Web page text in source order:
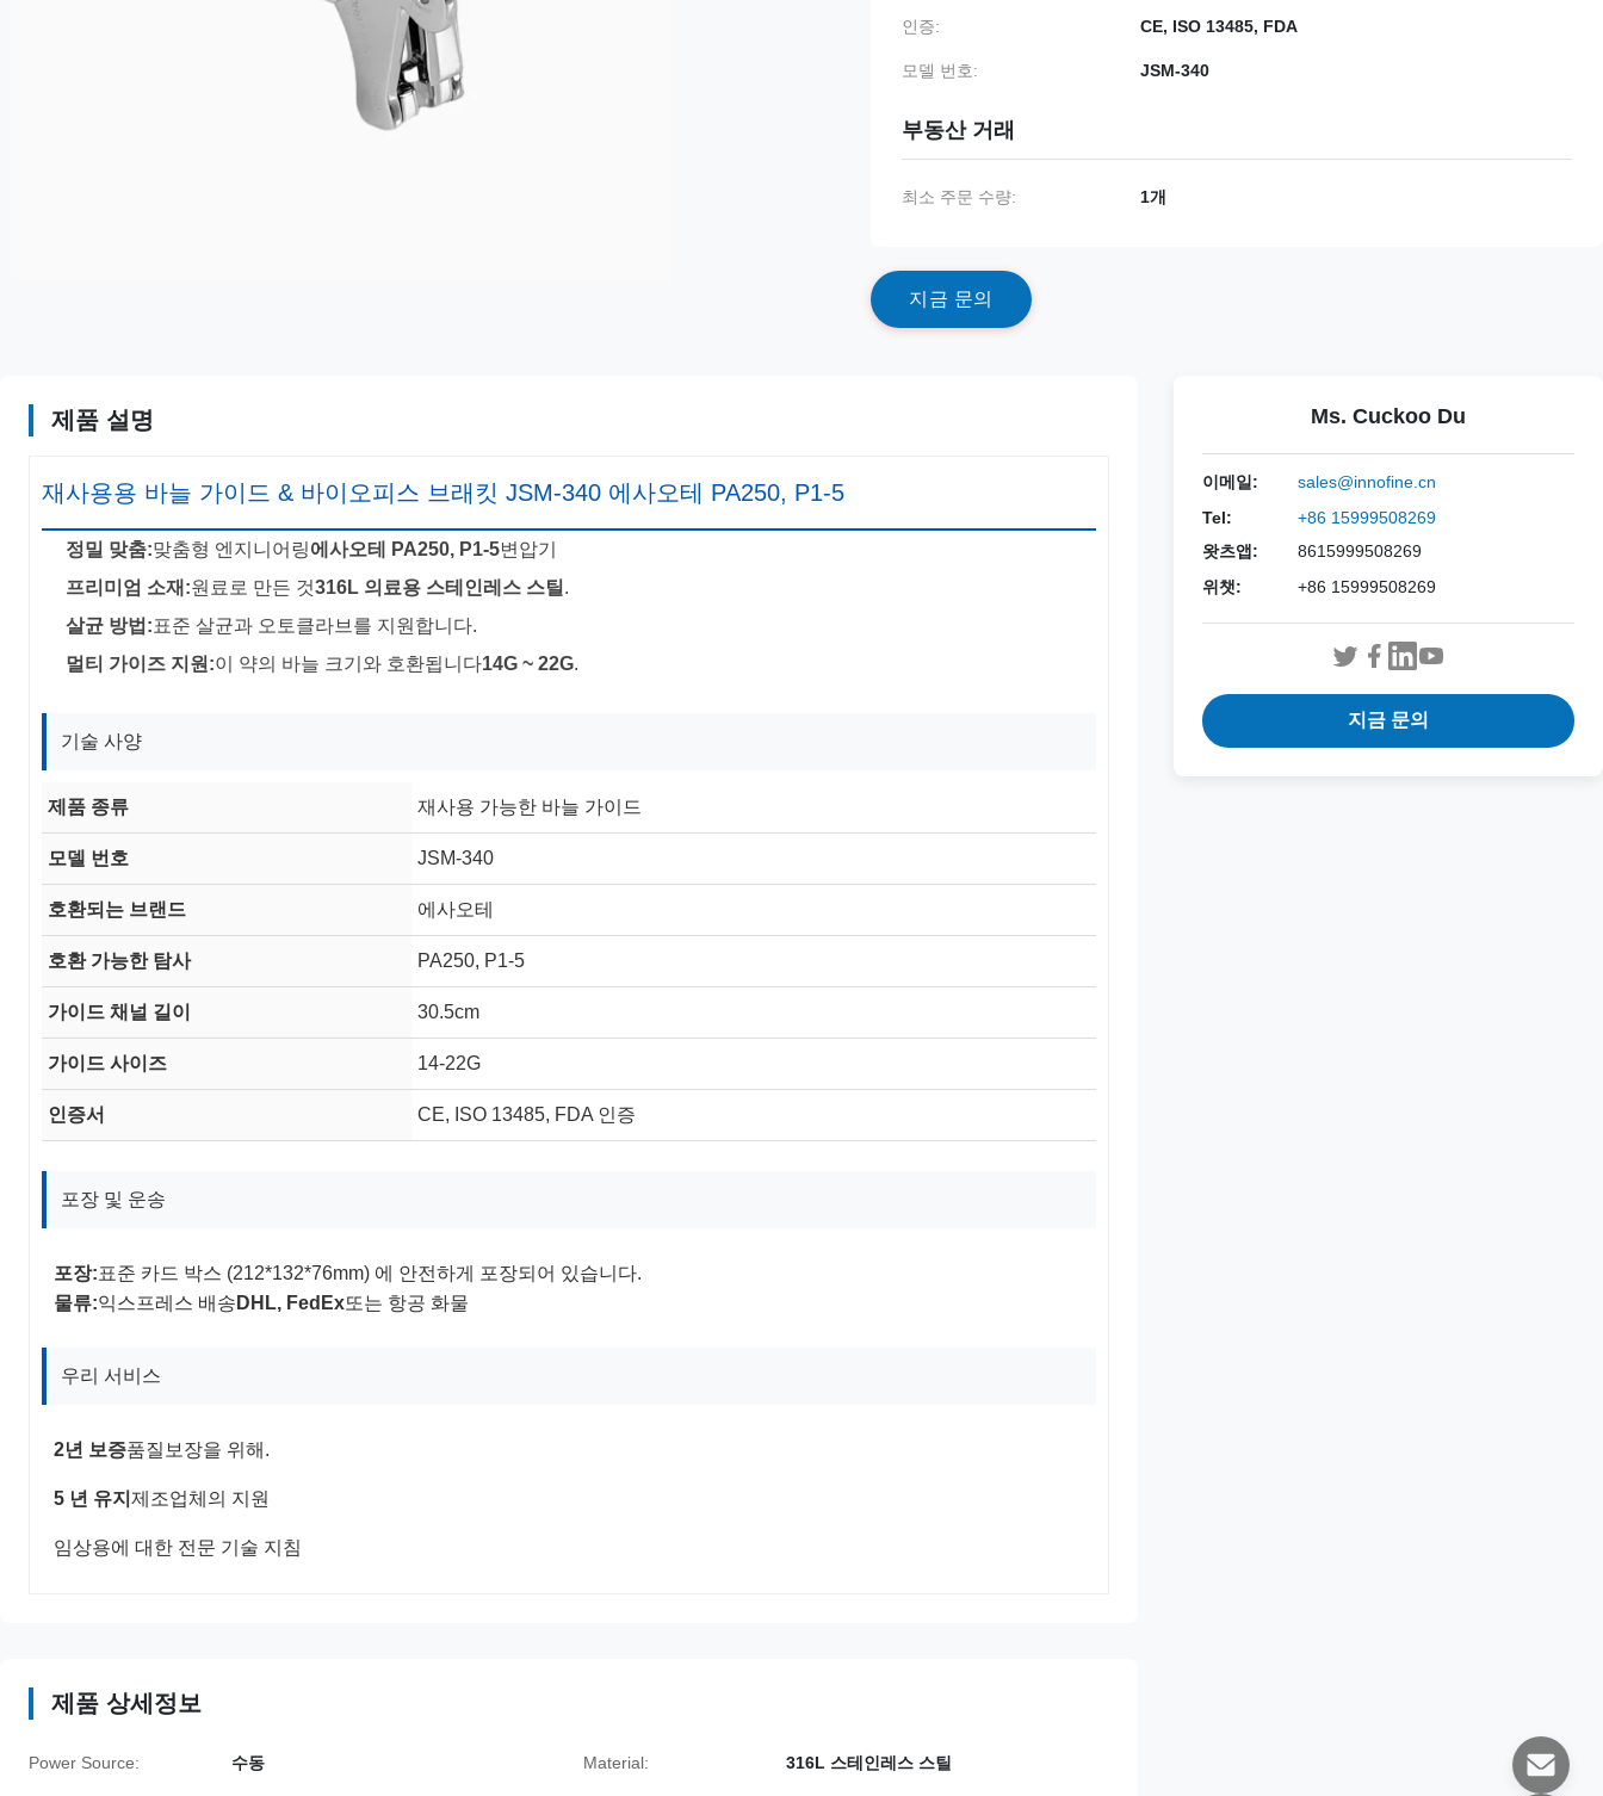
인증: CE, ISO 13485, FDA
모델 번호: JSM-340
부동산 거래
최소 주문 수량: 1개
지 금 문의
제품 설명
재사용용 바늘 가이드 & 바이오피스 브래킷 JSM-340 에사오테 PA250, P1-5
정밀 맞춤:맞춤형 엔지니어링에사오테 PA250, P1-5변압기
프리미엄 소재:원료로 만든 것316L 의료용 스테인레스 스틸 .
살균 방법:표준 살균과 오토클라브를 지원합니다.
멀티 가이즈 지원:이 약의 바늘 크기와 호환됩니다14G ~ 22G.
기술 사양
제품 종류 재사용 가능한 바늘 가이드
모델 번호 JSM-340
호환되는 브랜드 에사오테
호환 가능한 탐사 PA250, P1-5
가이드 채널 길이 30.5cm
가이드 사이즈 14-22G
인증서 CE, ISO 13485, FDA 인증
포장 및 운송
포장:표준 카드 박스 (212*132*76mm) 에 안전하게 포장되어 있습니다.
물류:익스프레스 배송 DHL, FedEx또는 항공 화물
우리 서비스
2년 보증품질보장을 위해.
5 년 유지 제조업체의 지원
임상용에 대한 전문 기술 지침
제품 상세정보
Power Source: 수동 Material: 316L 스테인레스 스틸
Ms. Cuckoo Du
이메일:
sales@innofine.cn
Tel:
+86 15999508269
왓츠앱:
8615999508269
위챗:
+86 15999508269
지금 문의